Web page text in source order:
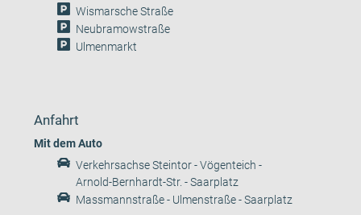
Wismarsche Straße
Neubramowstraße
Ulmenmarkt
Anfahrt
Mit dem Auto
Verkehrsachse Steintor - Vögenteich -
Arnold-Bernhardt-Str. - Saarplatz
Massmannstraße - Ulmenstraße - Saarplatz